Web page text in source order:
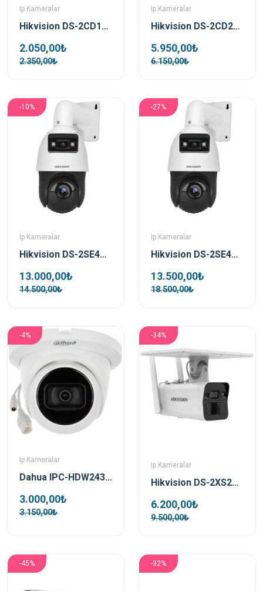
Ip Kameralar
Hikvision DS-2CD1327G2H-LIUF 2 MP 2.8 mm Colorvu Smart Light Dome IP Kamera
2.050,00₺
2.350,00₺
Ip Kameralar
Hikvision DS-2CD2935FWD-IS 3 MP Fisheye IP Dome Güvenlik Kamerası
5.950,00₺
6.150,00₺
-10%
Ip Kameralar
Hikvision DS-2SE4C215MWG-E(12F0) TandemVu 2MP 15x Ip PTZ Speed Dome Güvenlik Kamerası
13.000,00₺
14.500,00₺
-27%
Ip Kameralar
Hikvision DS-2SE4C425MWG-E 14F0 TandemVu 4MP 25x Ip PTZ Speed Dome Güvenlik Kamerası
13.500,00₺
18.500,00₺
-4%
Ip Kameralar
Dahua IPC-HDW2431T-AS-0360B-S2 4 MP 3.6mm Sesli Starlight IP Dome Güvenlik Kamerası
3.000,00₺
3.150,00₺
-34%
Ip Kameralar
Hikvision DS-2XS2T41G1-ID/4G/C05S07 4 Mp 4mm Lens Bullet Ip Solar Güvenlik Kamerası
6.200,00₺
9.500,00₺
-45% -32%